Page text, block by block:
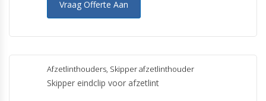
Vraag Offerte Aan
Afzetlinthouders, Skipper afzetlinthouder
Skipper eindclip voor afzetlint